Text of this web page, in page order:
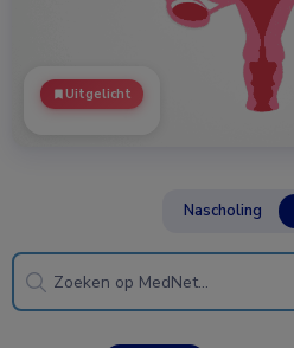
Uitgelicht
Nascholing